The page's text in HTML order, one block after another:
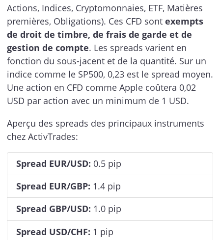
Actions, Indices, Cryptomonnaies, ETF, Matières
premières, Obligations). Ces CFD sont exempts
de droit de timbre, de frais de garde et de
gestion de compte. Les spreads varient en
fonction du sous-jacent et de la quantité. Sur un
indice comme le SP500, 0,23 est le spread moyen.
Une action en CFD comme Apple coûtera 0,02
USD par action avec un minimum de 1 USD.
Aperçu des spreads des principaux instruments
chez ActivTrades:
Spread EUR/USD: 0.5 pip
Spread EUR/GBP: 1.4 pip
Spread GBP/USD: 1.0 pip
Spread USD/CHF: 1 pip